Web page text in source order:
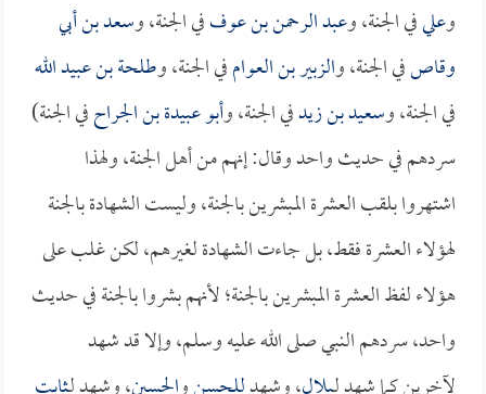
وعليفي الجنة، وعبد الرحمن بن عوففي الجنة، وسعد بن أبي
وقاصفي الجنة، والزبير بن العوامفي الجنة، وطلحة بن عبيد الله
في الجنة، وسعيد بن زيدفي الجنة، وأبو عبيدة بن الجراحفي الجنة)
سردهم في حديث واحد وقال: إنهم من أهل الجنة، ولهذا
اشتهروا بلقب العشرة المبشرين بالجنة، وليست الشهادة بالجنة
لهؤلاء العشرة فقط، بل جاءت الشهادة لغيرهم، لكن غلب على
هؤلاء لفظ العشرة المبشرين بالجنة؛ لأنهم بشروا بالجنة في حديث
واحد، سردهم النبي صلى الله عليه وسلم، وإلا قد شهد